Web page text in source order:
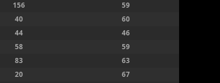
156
59
40
60
44
46
58
59
83
63
20
67